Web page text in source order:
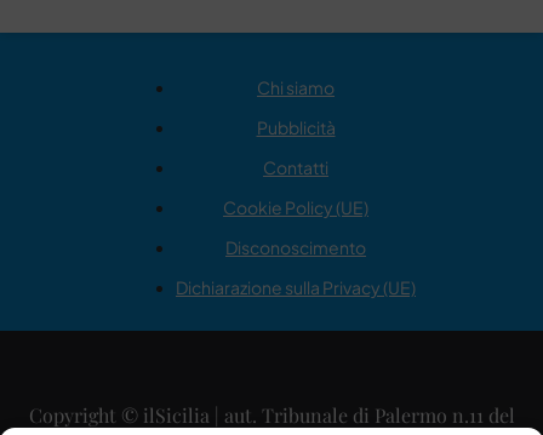
Chi siamo
Pubblicità
Contatti
Cookie Policy (UE)
Disconoscimento
Dichiarazione sulla Privacy (UE)
Copyright © ilSicilia | aut. Tribunale di Palermo n.11 del